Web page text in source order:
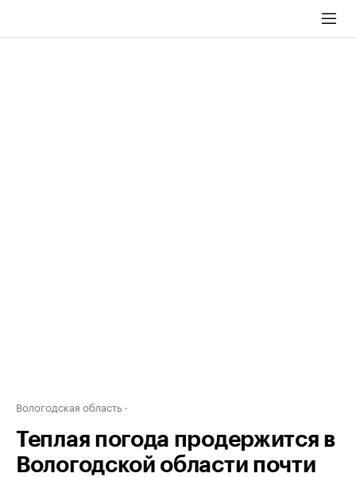
Вологодская область
Теплая погода продержится в
Вологодской области почти